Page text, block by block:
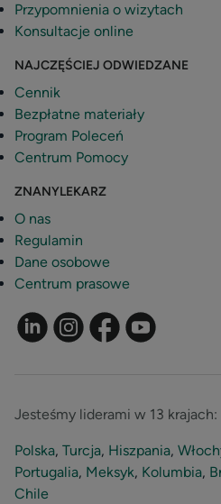
Przypomnienia o wizytach
Konsultacje online
NAJCZĘŚCIEJ ODWIEDZANE
Cennik
Bezpłatne materiały
Program Poleceń
Centrum Pomocy
ZNANYLEKARZ
O nas
Regulamin
Dane osobowe
Centrum prasowe
Jesteśmy liderami w 13 krajach:
Polska, Turcja, Hiszpania,
Portugalia, Meksyk, Kolumbia,
Chile